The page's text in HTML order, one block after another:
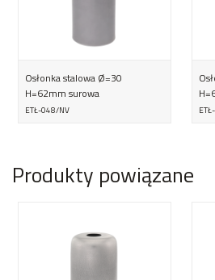
Osłonka stalowa Ø=30
H=62mm surowa
ETŁ-048/NV
Produkty powiązane